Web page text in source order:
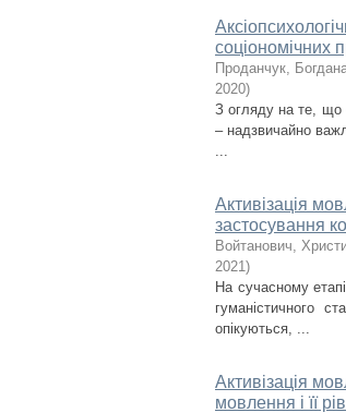
соціономічних
Проданчук,
2020)
З огляду на те, що
– надзвичайно
...
Активізація
застосування
Войтанович,
2021)
На сучасному
гуманістичного
опікуються, ...
Активізація
мовлення і її